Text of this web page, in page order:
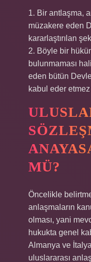
1. Bir antlaşma,
müzakere eden
kararlaştırılan
2. Böyle bir
bulunmaması
eden bütün
kabul eder
MÜ?
Öncelikle
anlaşmaların
olması, yani
hukukta genel
Almanya ve
uluslararası